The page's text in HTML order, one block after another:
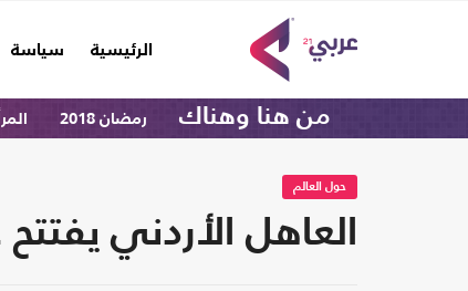
الرئيسية
(current) سياسة
من هنا وهناك رمضان 2018
حول العالم
العاهل الأردني